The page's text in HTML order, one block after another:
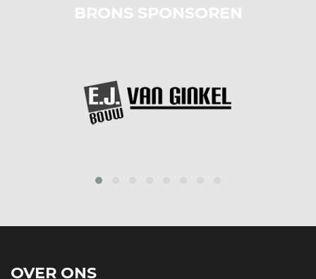
BRONS SPONSOREN
OVER ONS